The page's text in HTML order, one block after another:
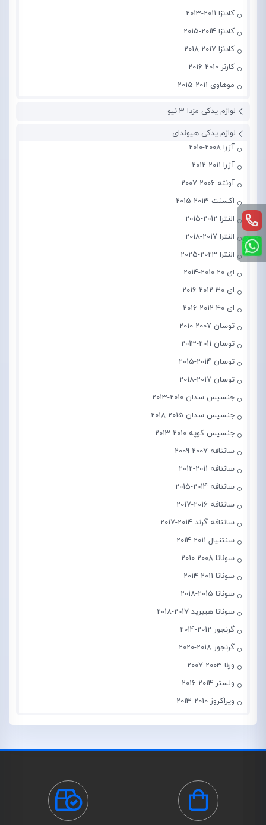
کادنزا 2011-2013
کادنزا 2014-2015
کادنزا 2017-2018
کارنز 2010-2016
موهاوی 2011-2015
لوازم یدکی مزدا 3 نیو
لوازم یدکی هیوندای
آزرا 2008-2010
آزرا 2011-2012
آونته 2006-2007
اکسنت 2013-2015
النترا 2012-2015
النترا 2017-2018
النترا 2023-2025
ای 20 2010-2014
ای 30 2012-2016
ای 40 2012-2016
توسان 2007-2010
توسان 2011-2013
توسان 2014-2015
توسان 2017-2018
جنسیس سدان 2010-2013
جنسیس سدان 2015-2018
جنسیس کوپه 2010-2013
سانتافه 2007-2009
سانتافه 2011-2012
سانتافه 2014-2015
سانتافه 2016-2017
سانتافه گرند 2014-2017
سنتنیال 2011-2014
سوناتا 2008-2010
سوناتا 2011-2014
سوناتا 2015-2018
سوناتا هیبرید 2017-2018
گرنجور 2012-2014
گرنجور 2018-2020
ورنا 2003-2007
ولستر 2014-2016
ویراکروز 2010-2013